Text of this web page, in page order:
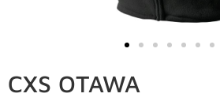
CXS OTAWA